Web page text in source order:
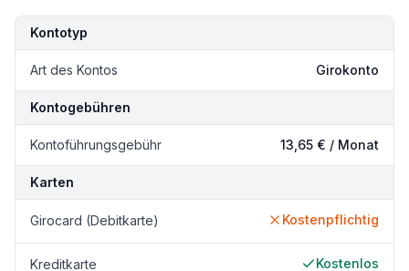
KonditionDetails
Kontotyp
Art des Kontos Girokonto
Kontogebühren
Kontoführungsgebühr 13,65 € / Monat
Karten
Girocard (Debitkarte) Kostenpflichtig
Kreditkarte Kostenlos